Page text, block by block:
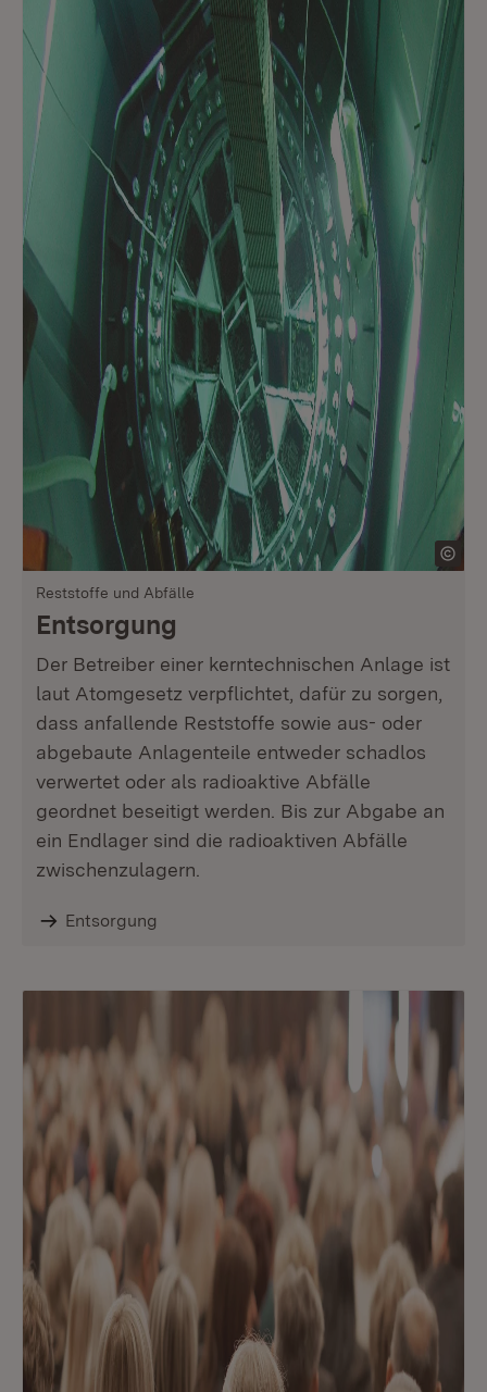
Reststoffe und Abfälle
Entsorgung
Der Betreiber einer kerntechnischen Anlage ist
laut Atomgesetz verpflichtet, dafür zu sorgen,
dass anfallende Reststoffe sowie aus- oder
abgebaute Anlagenteile entweder schadlos
verwertet oder als radioaktive Abfälle
geordnet beseitigt werden. Bis zur Abgabe an
ein Endlager sind die radioaktiven Abfälle
zwischenzulagern.
Entsorgung